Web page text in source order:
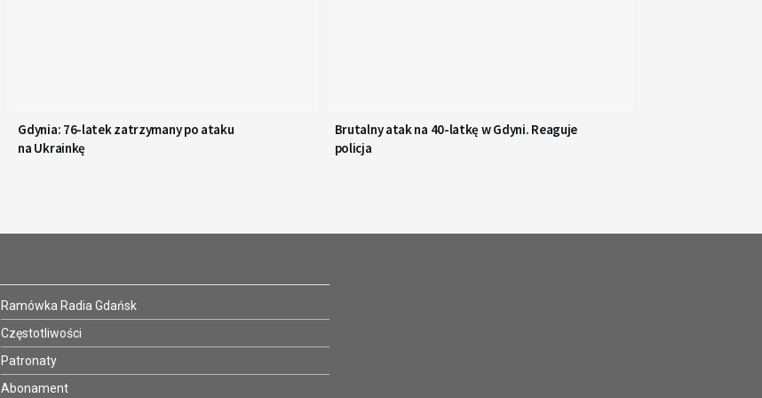
Gdynia: 76-latek zatrzymany po ataku
na Ukrainkę
Brutalny atak na 40-latkę w Gdyni. Reaguje
policja
Ramówka Radia Gdańsk
Częstotliwości
Patronaty
Abonament